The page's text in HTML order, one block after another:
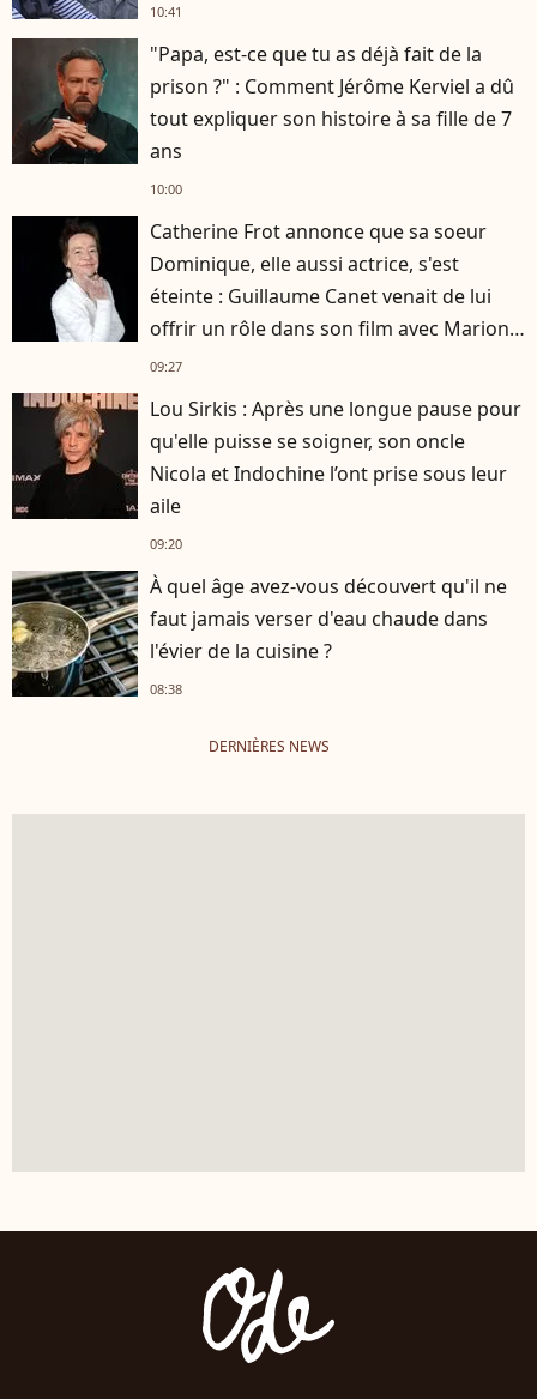
10:41
"Papa, est-ce que tu as déjà fait de la
prison ?" : Comment Jérôme Kerviel a dû
tout expliquer son histoire à sa fille de 7
ans
10:00
Catherine Frot annonce que sa soeur
Dominique, elle aussi actrice, s'est
éteinte : Guillaume Canet venait de lui
offrir un rôle dans son film avec Marion
Cotillard
09:27
Lou Sirkis : Après une longue pause pour
qu'elle puisse se soigner, son oncle
Nicola et Indochine l’ont prise sous leur
aile
09:20
À quel âge avez-vous découvert qu'il ne
faut jamais verser d'eau chaude dans
l'évier de la cuisine ?
08:38
DERNIÈRES NEWS